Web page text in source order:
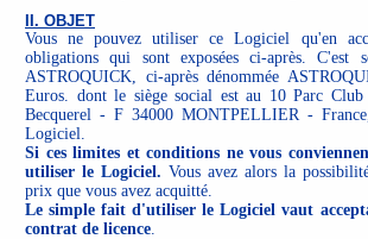
II. OBJET
Vous ne pouvez utiliser ce Logiciel qu'en
obligations qui sont exposées ci-après. C'est
ASTROQUICK, ci-après dénommée
Euros. dont le siège social est au 10 Parc
Becquerel - F 34000 MONTPELLIER -
Logiciel.
Si ces limites et conditions ne vous
utiliser le Logiciel. Vous avez alors la
prix que vous avez acquitté.
Le simple fait d'utiliser le Logiciel vaut
contrat de licence.